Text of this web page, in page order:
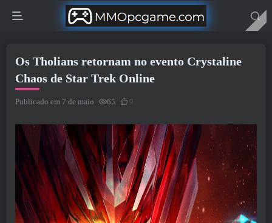
Os Tholians retornam no evento Crystaline
Chaos de Star Trek Online
Publicado em 7 de maio 65 9